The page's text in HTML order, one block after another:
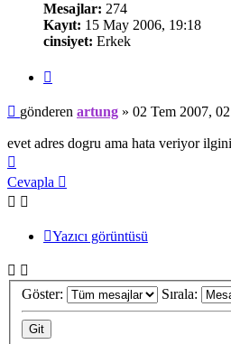
Mesajlar: 274
Kayıt: 15 May 2006, 19:18
cinsiyet: Erkek
Mesaj
gönderen artung » 02 Tem 2007,
evet adres dogru ama hata veriyor
dön
Cevapla
Yazıcı görüntüsü
Göster: Sırala: